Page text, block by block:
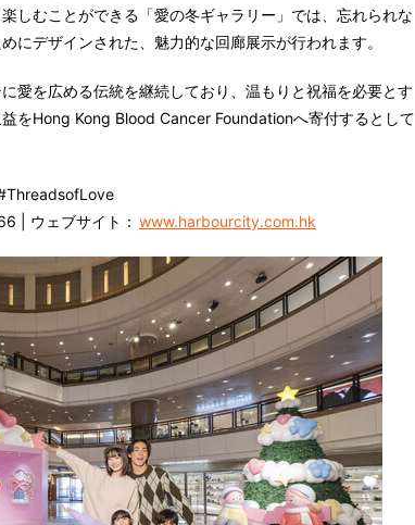
しむことができる「愛の冬ギャラリー」では、忘れられな
にデザインされた、魅力的な回廊展示が行われます。
愛を広める伝統を継続しており、温もりと祝福を必要とす
をHong Kong Blood Cancer Foundationへ寄付するとして
ウェブサイト： www.harbourcity.com.hk